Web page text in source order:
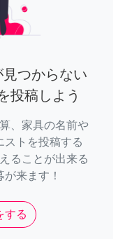
つからない
投稿しよう
、家具の名前や
ストを投稿する
ることが出来る
来ます！
する